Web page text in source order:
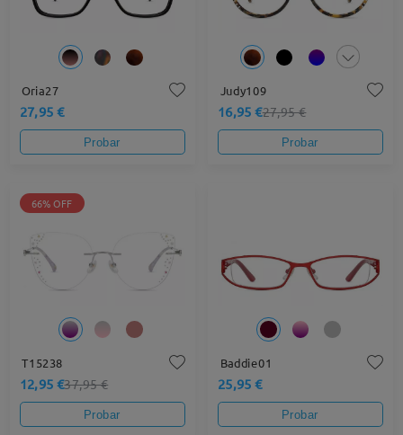
Oria27
27,95 €
Probar
Judy109
16,95 €27,95 €
Probar
66% OFF
T15238
12,95 €37,95 €
Probar
Baddie01
25,95 €
Probar